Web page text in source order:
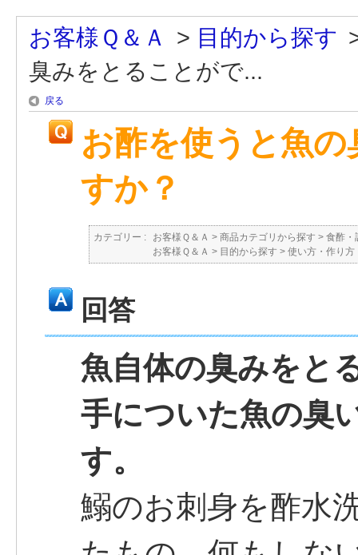
お客様Ｑ＆Ａ > 目的から探す
臭みをとることがで...
戻る
お酢を使うと魚
すか？
カテゴリー : お客様Ｑ＆Ａ > 商品カテゴリから探す > 食酢・
お客様Ｑ＆Ａ > 目的から探す > 使い方・作り方
回答
魚自体の臭みをと
手についた魚の臭
す。
鰯のお刺身を酢水